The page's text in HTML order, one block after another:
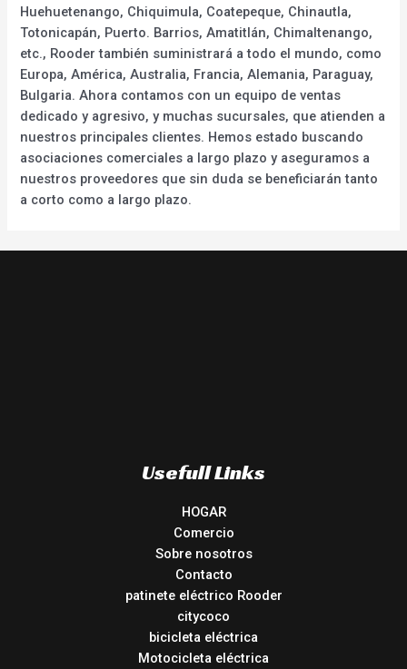
Huehuetenango, Chiquimula, Coatepeque, Chinautla,
Totonicapán, Puerto. Barrios, Amatitlán, Chimaltenango,
etc., Rooder también suministrará a todo el mundo, como
Europa, América, Australia, Francia, Alemania, Paraguay,
Bulgaria. Ahora contamos con un equipo de ventas
dedicado y agresivo, y muchas sucursales, que atienden a
nuestros principales clientes. Hemos estado buscando
asociaciones comerciales a largo plazo y aseguramos a
nuestros proveedores que sin duda se beneficiarán tanto
a corto como a largo plazo.
Usefull Links
HOGAR
Comercio
Sobre nosotros
Contacto
patinete eléctrico Rooder
citycoco
bicicleta eléctrica
Motocicleta eléctrica